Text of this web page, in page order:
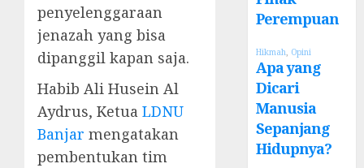
penyelenggaraan
jenazah yang bisa
dipanggil kapan saja.
Habib Ali Husein Al
Aydrus, Ketua LDNU
Banjar mengatakan
pembentukan tim
Perempuan
Hikmah, Opini
Apa yang
Dicari
Manusia
Sepanjang
Hidupnya?